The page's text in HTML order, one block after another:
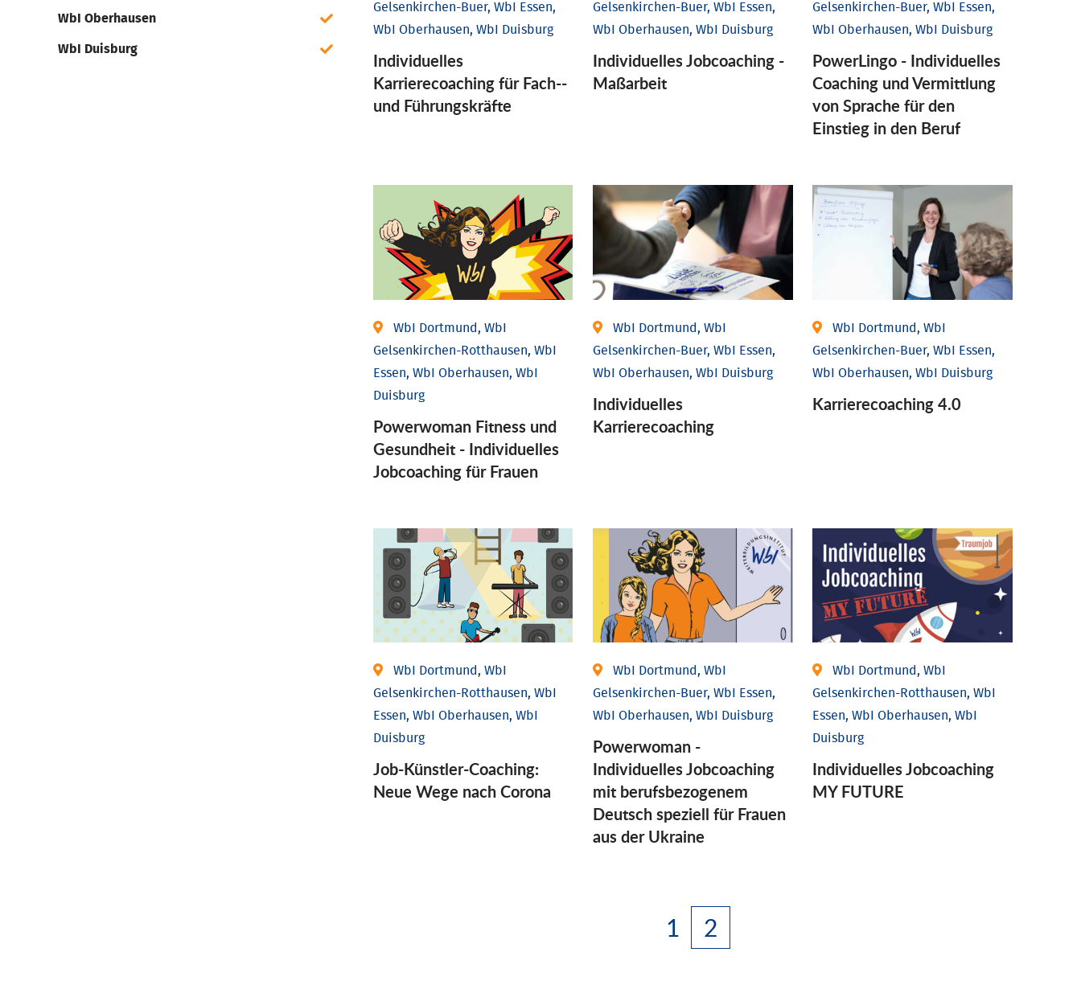
WbI Oberhausen
WbI Duisburg
Gelsenkirchen-Buer, WbI Essen,
WbI Oberhausen, WbI Duisburg
Individu­elles
Karrierecoaching für Fach-­
und Führungs­kräfte
Gelsenkirchen-Buer, WbI Essen,
WbI Oberhausen, WbI Duisburg
Individu­elles Job­coaching -
Maßarbeit
Gelsenkirchen-Buer, WbI Essen,
WbI Oberhausen, WbI Duisburg
PowerLingo - Individuelles
Coaching und Vermittlung
von Sprache für den
Einstieg in den Beruf
WbI Dortmund, WbI
Gelsenkirchen-Rotthausen, WbI
Essen, WbI Oberhausen, WbI
Duisburg
Powerwoman Fitness und
Gesund­heit - Individu­elles
Job­coaching für Frauen
WbI Dortmund, WbI
Gelsenkirchen-Buer, WbI Essen,
WbI Oberhausen, WbI Duisburg
Individu­elles
Karrierecoaching
WbI Dortmund, WbI
Gelsenkirchen-Buer, WbI Essen,
WbI Oberhausen, WbI Duisburg
Karriere­coaching 4.0
WbI Dortmund, WbI
Gelsenkirchen-Rotthausen, WbI
Essen, WbI Oberhausen, WbI
Duisburg
Job-Künstler-Coaching:
Neue Wege nach Corona
WbI Dortmund, WbI
Gelsenkirchen-Buer, WbI Essen,
WbI Oberhausen, WbI Duisburg
Powerwoman -
Individuelles Jobcoaching
mit berufsbezogenem
Deutsch speziell für Frauen
aus der Ukraine
WbI Dortmund, WbI
Gelsenkirchen-Rotthausen, WbI
Essen, WbI Oberhausen, WbI
Duisburg
Individuelles Jobcoaching
MY FUTURE
1 2